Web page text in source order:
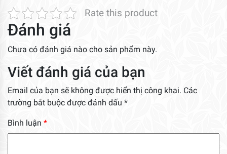
Rate this product
Đánh giá
Chưa có đánh giá nào cho sản phẩm này.
Viết đánh giá của bạn
Email của bạn sẽ không được hiển thị công khai. Các
trường bắt buộc được đánh dấu *
Bình luận *